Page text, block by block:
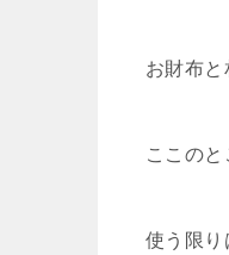
お財布と
ここの
使う限り